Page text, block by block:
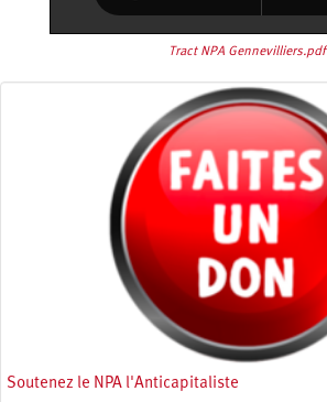
Tract NPA Gennevilliers.pdf
Soutenez le NPA l'Anticapitaliste